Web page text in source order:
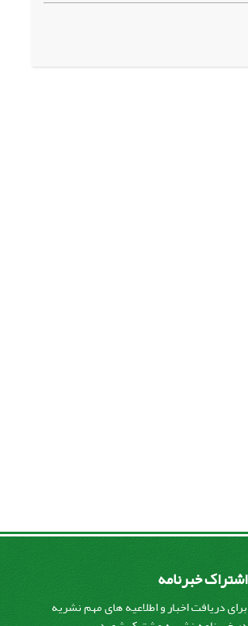
اشتراک خبرنامه
برای دریافت اخبار و اطلاعیه های مهم نشریه